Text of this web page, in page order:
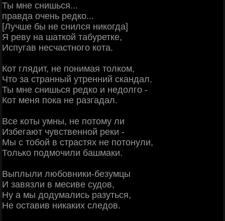
Ты мне снишься...
правда очень редко...
[Лучше бы не снился никогда]
Я реву на шаткой табуретке,
Испугав несчастного кота.
Кот глядит, не понимая толком,
Что за странный утренний скандал.
Ты мне снишься редко и недолго -
Кот меня пока не разгадал.
Все коты умны, не потому ли
Избегают чувственной реки -
Мы с тобой в страстях не потонули,
Только подмочили башмаки.
Выплыли любовники-безумцы
И завязли в месиве судов,
Ну а мы додумались разуться,
Не оставив никаких следов.